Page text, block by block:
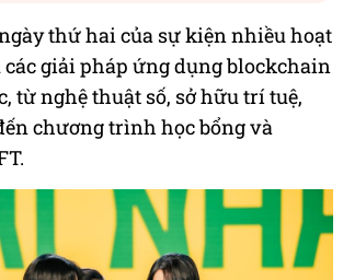
thứ hai của sự kiện nhiều hoạt
giải pháp ứng dụng blockchain
từ nghệ thuật số, sở hữu trí tuệ,
chương trình học bổng và